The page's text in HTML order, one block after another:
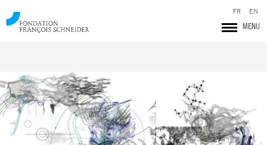
MENU
FR EN